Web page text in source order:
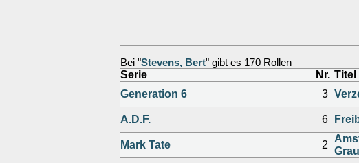
Bei "Stevens, Bert" gibt es 170 Rollen
Serie Nr. Titel
Generation 6
3
A.D.F. 6
Mark Tate 2